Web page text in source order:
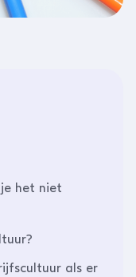
het niet
als er